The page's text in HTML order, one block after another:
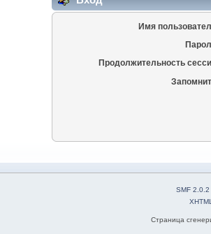
Имя
Продолжительность
SMF 2.0.2
Страница